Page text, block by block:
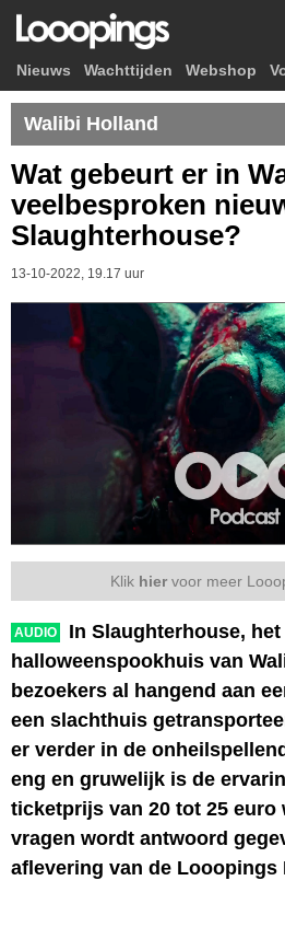
Nieuws Wachttijden Webshop
Walibi Holland
Wat gebeurt er in
veelbesproken
Slaughterhouse?
13-10-2022, 19.17 uur
Klik hier voor meer
AUDIO
In Slaughterhouse,
halloweenspookhuis van
bezoekers al hangend aan
een slachthuis
er verder in de
eng en gruwelijk is de
ticketprijs van 20 tot 25 euro
vragen wordt antwoord
aflevering van de Looopings